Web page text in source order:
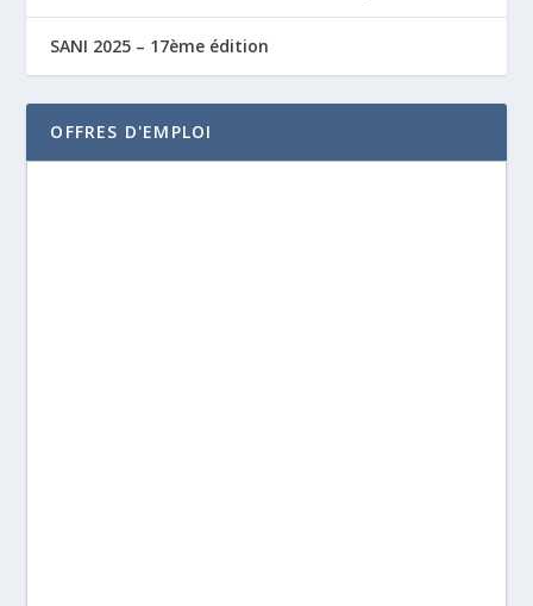
SANI 2025 – 17ème édition
OFFRES D'EMPLOI